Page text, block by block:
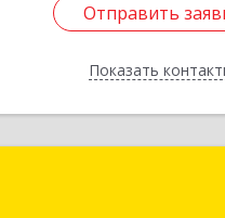
Отправить
Показать
Отправить
Назад